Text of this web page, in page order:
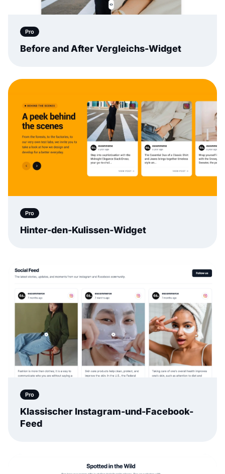
Pro
Before and After Vergleichs-Widget
Pro
Hinter-den-Kulissen-Widget
Pro
Klassischer Instagram-und-Facebook-
Feed